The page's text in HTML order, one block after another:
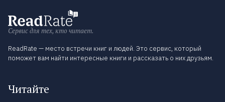
Сервис для тех, кто читает.
ReadRate — место встречи книг и людей. Это сервис, который
поможет вам найти интересные книги и рассказать о них друзьям.
Читайте